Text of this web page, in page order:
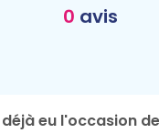
0 avis
eu l'occasion